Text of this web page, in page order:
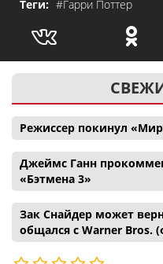
Теги: #Гарри Поттер
Режиссер покинул
Джеймс Ганн
«Бэтмена 3»
Зак Снайдер может
общался с Warner Bros.